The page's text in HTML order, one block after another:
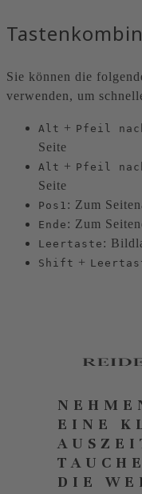
Sie können die
verwenden, um
Alt + Pfeil
Seite
Alt + Pfeil
Seite
Pos1 : Zum
Ende : Zum
Leertaste :
Shift +
EINE
DIE